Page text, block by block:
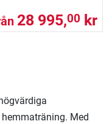
28 995,00 kr
Med